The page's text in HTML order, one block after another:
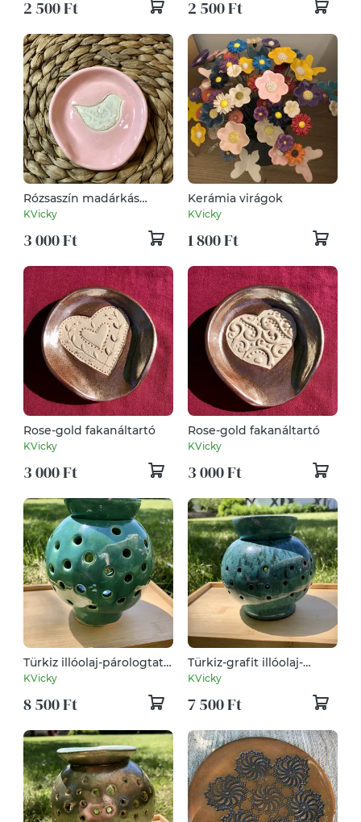
2 500 Ft 2 500 Ft
Rózsaszín madárkás
fakanáltartó
KVicky
3 000 Ft
Kerámia virágok
KVicky
1 800 Ft
Rose-gold fakanáltartó
KVicky
3 000 Ft
Rose-gold fakanáltartó
KVicky
3 000 Ft
Türkiz illóolaj-párologtató
gömb
KVicky
8 500 Ft
Türkiz-grafit illóolaj-
párologtató gömb
KVicky
7 500 Ft